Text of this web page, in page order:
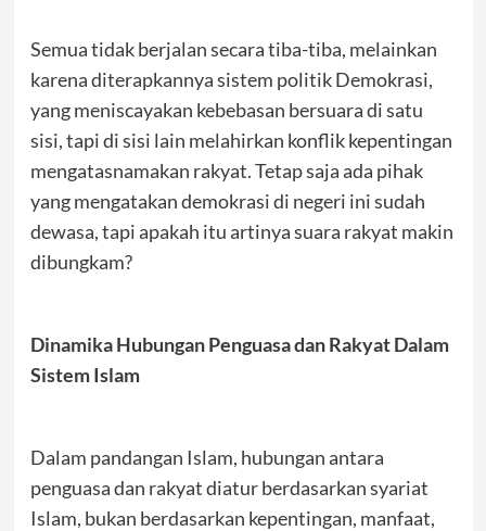
Semua tidak berjalan secara tiba-tiba, melainkan
karena diterapkannya sistem politik Demokrasi,
yang meniscayakan kebebasan bersuara di satu
sisi, tapi di sisi lain melahirkan konflik kepentingan
mengatasnamakan rakyat. Tetap saja ada pihak
yang mengatakan demokrasi di negeri ini sudah
dewasa, tapi apakah itu artinya suara rakyat makin
dibungkam?
Dinamika Hubungan Penguasa dan Rakyat Dalam
Sistem Islam
Dalam pandangan Islam, hubungan antara
penguasa dan rakyat diatur berdasarkan syariat
Islam, bukan berdasarkan kepentingan, manfaat,